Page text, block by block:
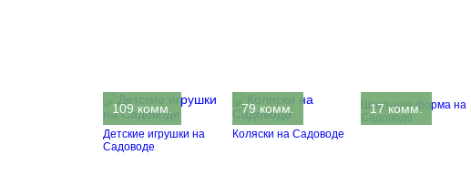
109 комм.
Детские игрушки на
Садоводе
79 комм.
Коляски на Садоводе
17 комм.
Школьная форма на
Садоводе